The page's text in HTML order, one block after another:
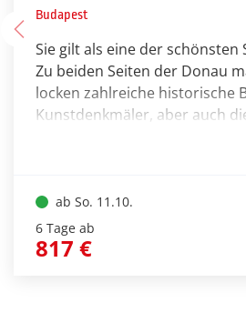
Budapest
Sie gilt als eine der schönsten
Zu beiden Seiten der Donau
locken zahlreiche historische
Kunstdenkmäler, aber auch
ab So. 11.10.
6 Tage ab
817 €